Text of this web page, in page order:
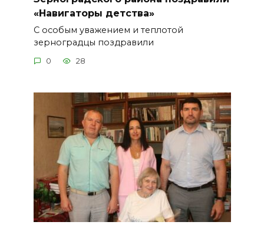
«Навигаторы детства»
С особым уважением и теплотой
зерноградцы поздравили
0 28